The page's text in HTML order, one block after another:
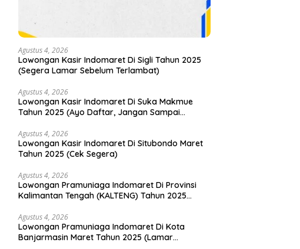
Agustus 4, 2026
Lowongan Kasir Indomaret Di Sigli Tahun 2025
(Segera Lamar Sebelum Terlambat)
Agustus 4, 2026
Lowongan Kasir Indomaret Di Suka Makmue
Tahun 2025 (Ayo Daftar, Jangan Sampai
Agustus 4, 2026
Lowongan Kasir Indomaret Di Situbondo Maret
Tahun 2025 (Cek Segera)
Agustus 4, 2026
Lowongan Pramuniaga Indomaret Di Provinsi
Kalimantan Tengah (KALTENG) Tahun 2025
Agustus 4, 2026
Lowongan Pramuniaga Indomaret Di Kota
Banjarmasin Maret Tahun 2025 (Lamar